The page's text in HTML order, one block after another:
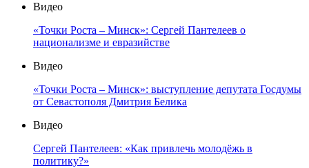
Видео
«Точки Роста – Минск»: Сергей Пантелеев о
национализме и евразийстве
Видео
«Точки Роста – Минск»: выступление депутата Госдумы
от Севастополя Дмитрия Белика
Видео
Сергей Пантелеев: «Как привлечь молодёжь в
политику?»